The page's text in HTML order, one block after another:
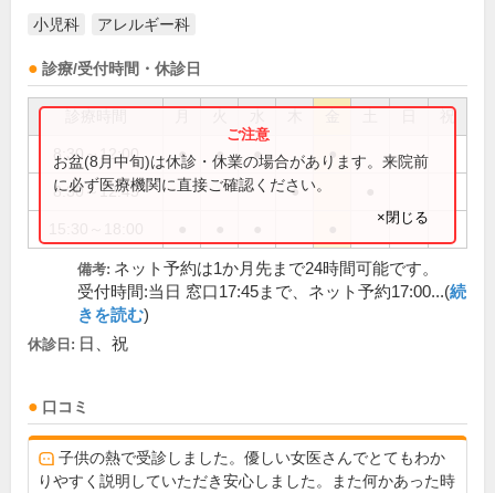
小児科 アレルギー科
診療/受付時間・休診日
祝
8:30～12:00 ● ● ● ●
8:30～12:45 ●
お盆(8月中旬)は休診・休業の場合があります。来院前
に必ず医療機関に直接ご確認ください。
×閉じる
備考: ネット予約は1か月先まで24時間可能です。
受付時間:当日 窓口17:45まで、ネット予約17:00...(続
きを読む)
休診日: 日、祝
口コミ
子供の熱で受診しました。優しい女医さんでとてもわか
りやすく説明していただき安心しました。また何かあった時